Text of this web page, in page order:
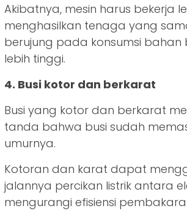
Akibatnya, mesin harus bekerja
menghasilkan tenaga yang
berujung pada konsumsi bahan
lebih tinggi.
4. Busi kotor dan berkarat
Busi yang kotor dan berkarat
tanda bahwa busi sudah
umurnya.
Kotoran dan karat dapat
jalannya percikan listrik antara
mengurangi efisiensi